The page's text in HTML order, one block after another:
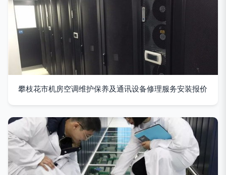
攀枝花市机房空调维护保养及通讯设备修理服务安装报价